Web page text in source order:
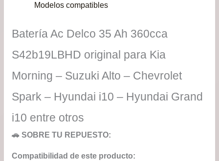
Modelos compatibles
Batería Ac Delco 35 Ah 360cca
S42b19LBHD original para Kia
Morning – Suzuki Alto – Chevrolet
Spark – Hyundai i10 – Hyundai Grand
i10 entre otros
🚗 SOBRE TU REPUESTO:
Compatibilidad de este producto: